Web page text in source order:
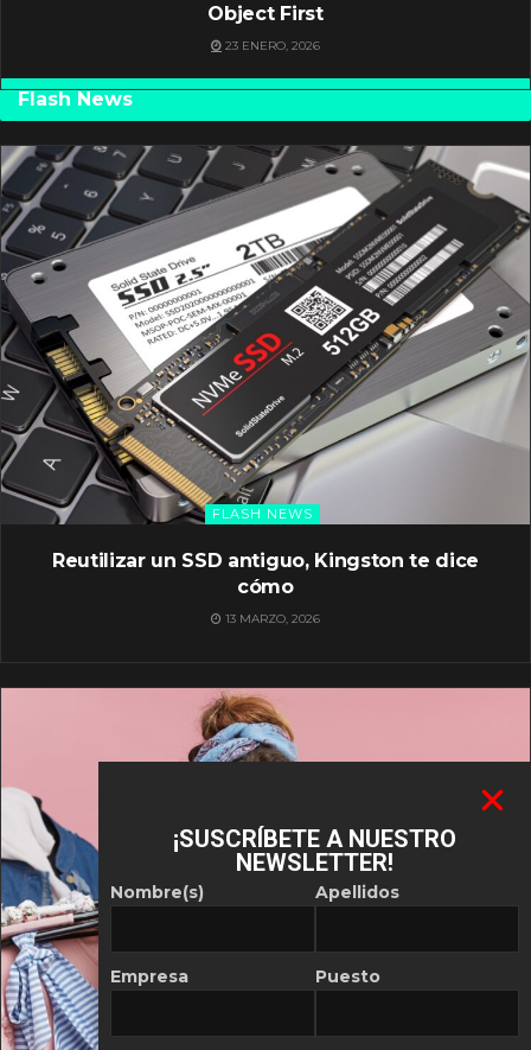
Object First
23 ENERO, 2026
Flash News
FLASH NEWS
Reutilizar un SSD antiguo, Kingston te dice
cómo
13 MARZO, 2026
¡SUSCRÍBETE A NUESTRO
NEWSLETTER!
Nombre(s)
Empresa
Apellidos
Puesto